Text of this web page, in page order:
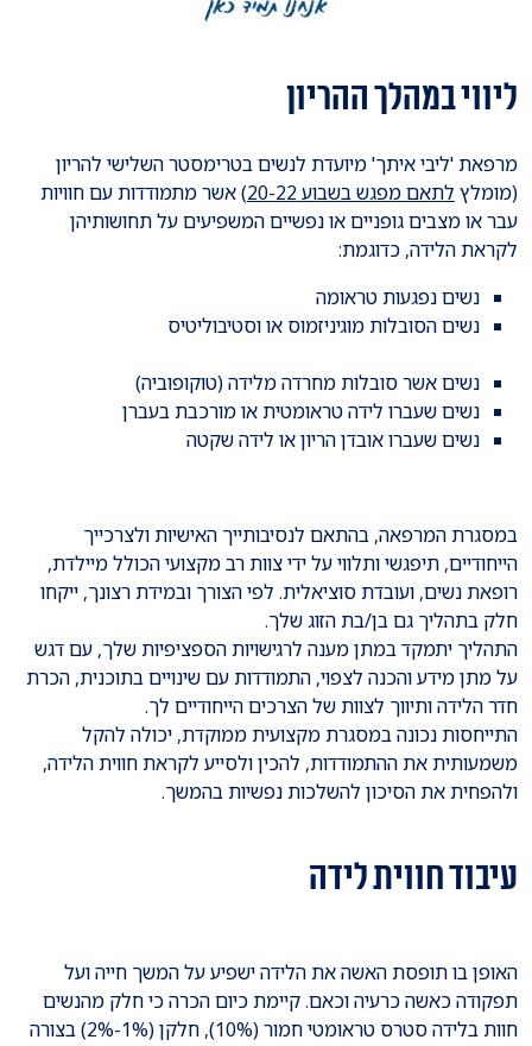
ליווי במהלך ההריון
מרפאת 'ליבי איתך' מיועדת לנשים בטרימסטר השלישי להריון
(מומלץ לתאם מפגש בשבוע 20-22)
אשר מתמודדות עם חוויות
עבר או מצבים גופניים או נפשיים המשפיעים על תחושותיהן
לקראת הלידה, כדוגמת:
נשים נפגעות טראומה
נשים הסובלות מוגיניזמוס או וסטיבוליטיס
נשים אשר סובלות מחרדה מלידה (טוקופוביה)
נשים שעברו לידה טראומטית או מורכבת בעברן
נשים שעברו אובדן הריון או לידה שקטה
במסגרת המרפאה, בהתאם לנסיבותייך האישיות ולצרכייך
הייחודיים, תיפגשי ותלווי על ידי צוות רב מקצועי הכולל מיילדת,
רופאת נשים, ועובדת סוציאלית. לפי הצורך ובמידת רצונך, ייקחו
חלק בתהליך גם בן/בת הזוג שלך.
התהליך יתמקד במתן מענה לרגישויות הספציפיות שלך, עם דגש
על מתן מידע והכנה לצפוי, התמודדות עם שינויים בתוכנית, הכרת
חדר הלידה ותיווך לצוות של הצרכים הייחודיים לך.
התייחסות נכונה במסגרת מקצועית ממוקדת, יכולה להקל
משמעותית את ההתמודדות, להכין ולסייע לקראת חווית הלידה,
ולהפחית את הסיכון להשלכות נפשיות בהמשך.
עיבוד חווית לידה
האופן בו תופסת האשה את הלידה ישפיע על המשך חייה ועל
תפקודה כאשה כרעיה וכאם. קיימת כיום הכרה כי חלק מהנשים
חוות בלידה סטרס טראומטי חמור (10%), חלקן (1%-2%) בצורה